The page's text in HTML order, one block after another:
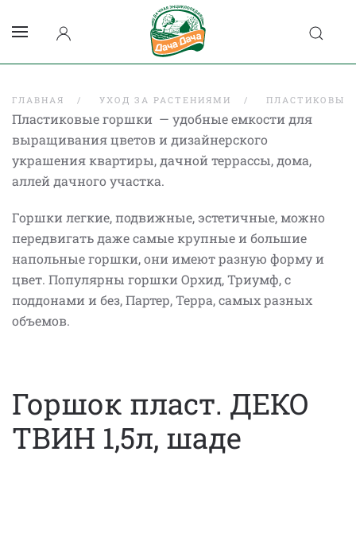
ГЛАВНАЯ УХОД ЗА РАСТЕНИЯМИ ПЛАСТИКОВЫЕ
Пластиковые горшки — удобные емкости для
выращивания цветов и дизайнерского
украшения квартиры, дачной террассы, дома,
аллей дачного участка.
Горшки легкие, подвижные, эстетичные, можно
передвигать даже самые крупные и большие
напольные горшки, они имеют разную форму и
цвет. Популярны горшки Орхид, Триумф, с
поддонами и без, Партер, Терра, самых разных
объемов.
Горшок пласт. ДЕКО
ТВИН 1,5л, шаде